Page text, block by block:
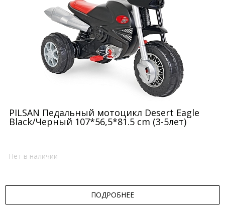
PILSAN Педальный мотоцикл Desert Eagle
Black/Черный 107*56,5*81.5 cm (3-5лет)
Нет в наличии
ПОДРОБНЕЕ